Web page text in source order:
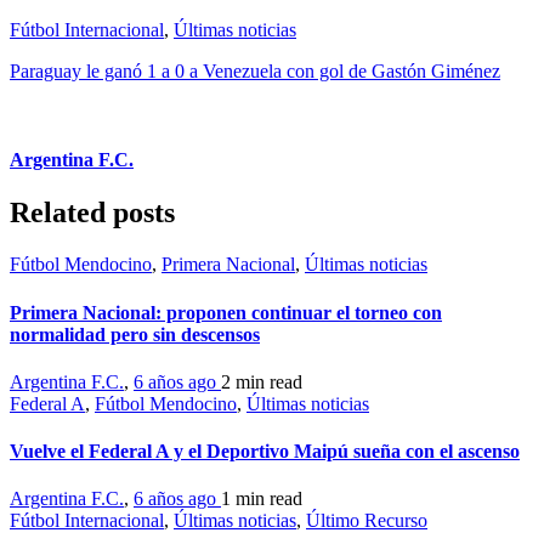
Fútbol Internacional, Últimas noticias
Paraguay le ganó 1 a 0 a Venezuela con gol de Gastón Giménez
Argentina F.C.
Related posts
Fútbol Mendocino, Primera Nacional, Últimas noticias
Primera Nacional: proponen continuar el torneo con
normalidad pero sin descensos
Argentina F.C., 6 años ago 2 min read
Federal A, Fútbol Mendocino, Últimas noticias
Vuelve el Federal A y el Deportivo Maipú sueña con el ascenso
Argentina F.C., 6 años ago 1 min read
Fútbol Internacional, Últimas noticias, Último Recurso